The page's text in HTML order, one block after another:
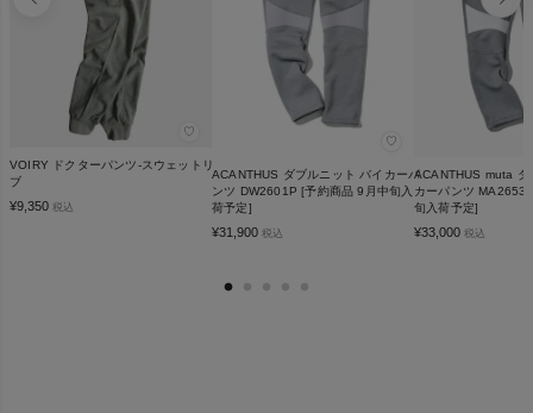
♡
VOIRY ドクターパンツ-スウェットリ
ブ
¥9,350 税込
♡
ACANTHUS ダブルニット バイカーパ
ンツ DW2601P [予約商品 9月中旬入
荷予定]
¥31,900 税込
ACANTHUS muta ダ
カーパンツ MA2653
旬入荷予定]
¥33,000 税込